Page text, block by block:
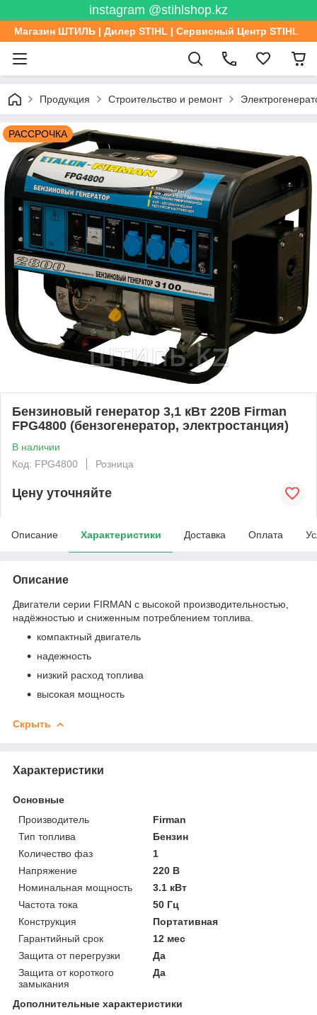
instagram @stihlshop.kz
Магазин ШТИЛЬ | Дилер STIHL | Сервисный Центр STIHL
Продукция Строительство и ремонт
РАССРОЧКА
Бензиновый генератор 3,1 кВт 220В Firman
FPG4800 (бензогенератор, электростанция)
В наличии
Код: FPG4800
Розница
Цену уточняйте
Описание Характеристики Доставка Оплата
Описание
Двигатели серии FIRMAN с высокой производительностью,
надёжностью и сниженным потреблением топлива.
компактный двигатель
надежность
низкий расход топлива
высокая мощность
Скрыть
Характеристики
Основные
Производитель
Firman
Тип топлива
Бензин
Количество фаз
1
Напряжение
220 В
Номинальная мощность
3.1 кВт
Частота тока
50 Гц
Конструкция
Портативная
Гарантийный срок
12 мес
Защита от перегрузки
Да
Защита от короткого
замыкания
Да
Дополнительные характеристики